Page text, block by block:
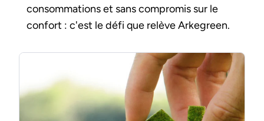
consommations et sans compromis sur le
confort : c'est le défi que relève Arkegreen.